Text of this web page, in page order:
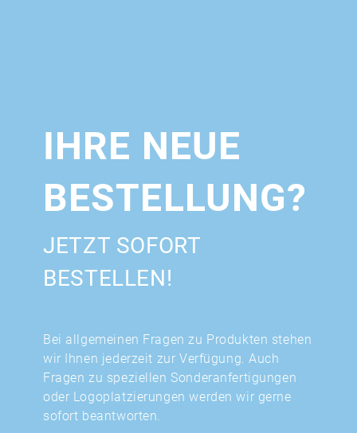
IHRE NEUE
BESTELLUNG?
JETZT SOFORT
BESTELLEN!
Bei allgemeinen Fragen zu Produkten stehen
wir Ihnen jederzeit zur Verfügung. Auch
Fragen zu speziellen Sonderanfertigungen
oder Logoplatzierungen werden wir gerne
sofort beantworten.